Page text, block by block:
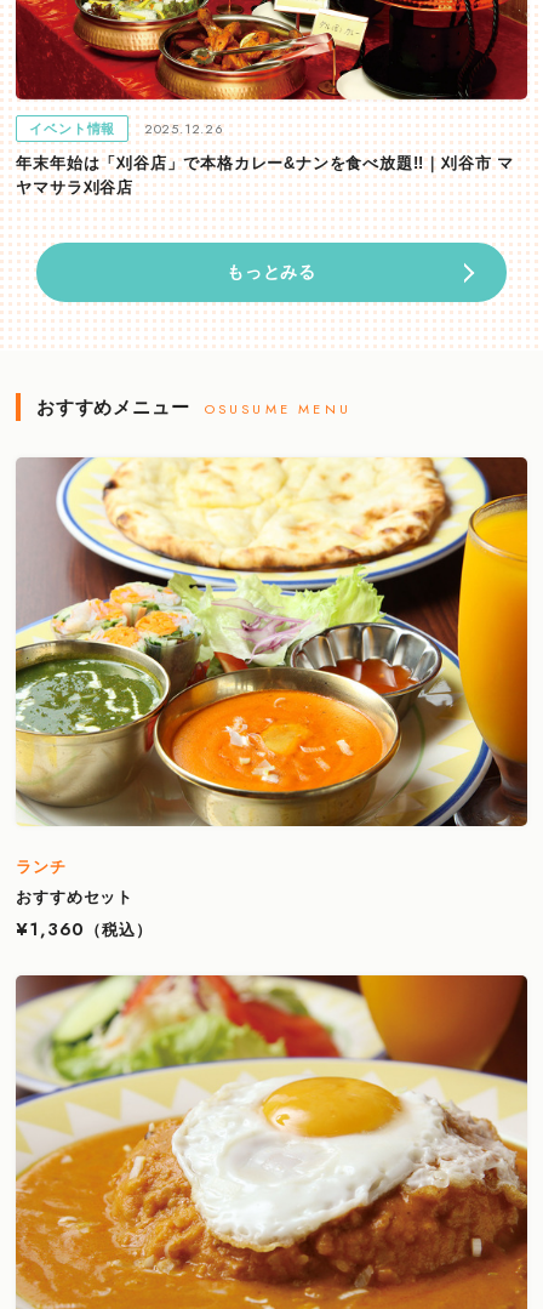
イベント情報 2025.12.26
年末年始は「刈谷店」で本格カレー&ナンを食べ放題!!｜刈谷市 マ
ヤマサラ刈谷店
もっとみる
おすすめメニュー OSUSUME MENU
ランチ
おすすめセット
¥1,360
（税込）